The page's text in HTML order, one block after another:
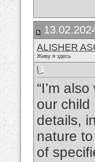
ALISHER
Живу я здесь
“I’m
our child
details,
nature
of